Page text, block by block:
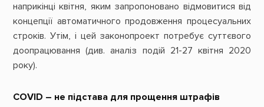
наприкінці квітня, яким запропоновано відмовитися від
концепції автоматичного продовження процесуальних
строків. Утім, і цей законопроект потребує суттєвого
доопрацювання (див. аналіз подій 21-27 квітня 2020
року).
COVID – не підстава для прощення штрафів